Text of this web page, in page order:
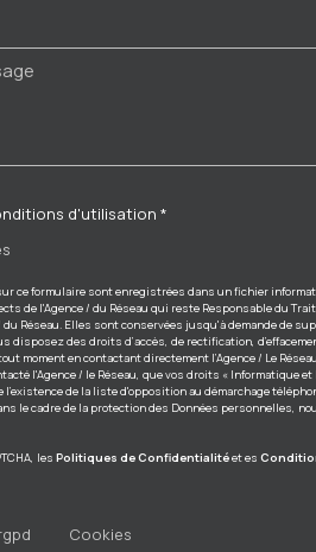
d'utilisation *
ce formulaire sont enregistrées dans un fichier
de l'Agence / du Réseau qui reste Responsable du
Réseau. Elles sont conservées jusqu'à demande de
disposez des droits d’accès, de rectification,
moment en contactant directement l’Agence / Le
l'Agence / le Réseau, que vos droits « Informatique
l’existence de la liste d'opposition au démarchage
le cadre de la protection des Données personnelles,
les Politiques de Confidentialitéet es
cookies